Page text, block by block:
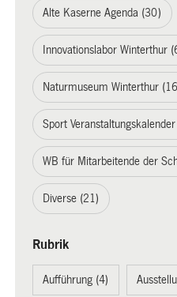
Alte Kaserne Agenda (30)
Innovationslabor Winterthur
Naturmuseum Winterthur
Sport
WB für Mitarbeitende der
Diverse (21)
Rubrik
Aufführung (4)